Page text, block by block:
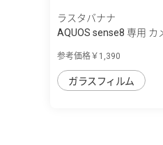
ラスタバナナ
AQUOS sense8 専用 カ
参考価格￥1,390
ガラスフィルム